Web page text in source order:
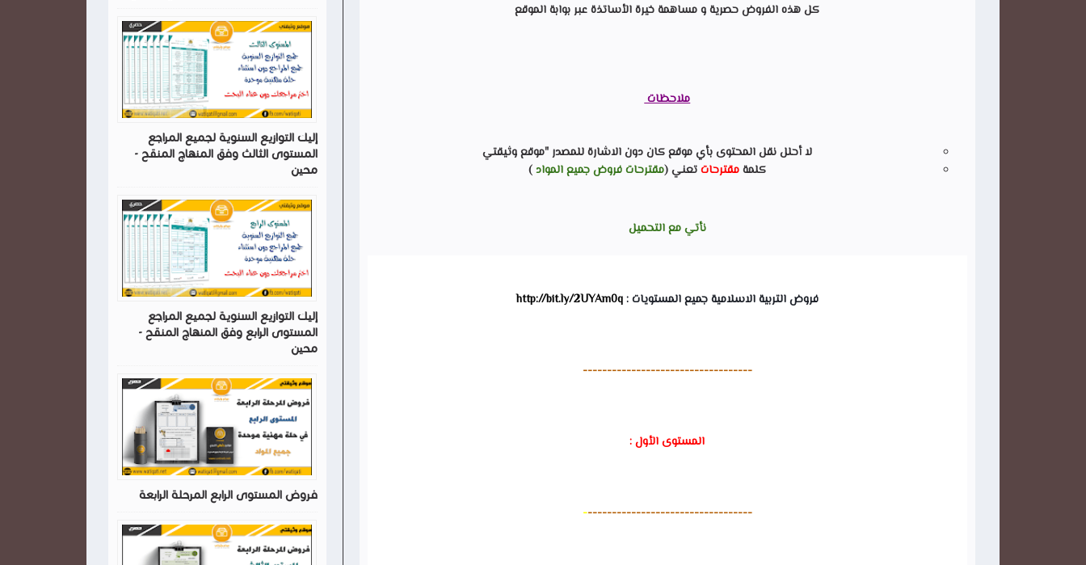
كل هذه الفروض حصرية و مساهمة خيرة الأساتذة عبر بوابة الموقع
ملاحظات
لا أحلل نقل المحتوى بأي موقع كان دون الاشارة للمصدر "موقع وثيقتي
كلمةمقترحاتتعني (مقترحات فروض جميع المواد)
نأتي مع التحميل
فروض التربية الاسلامية جميع المستويات : http://bit.ly/2UYAm0q
-----------------------------------
المستوى الأول :
----------------------------------
-
إليك التوازيع السنوية لجميع المراجع
المستوى الثالث وفق المنهاج المنقح -
محين
إليك التوازيع السنوية لجميع المراجع
المستوى الرابع وفق المنهاج المنقح -
محين
فروض المستوى الرابع المرحلة الرابعة